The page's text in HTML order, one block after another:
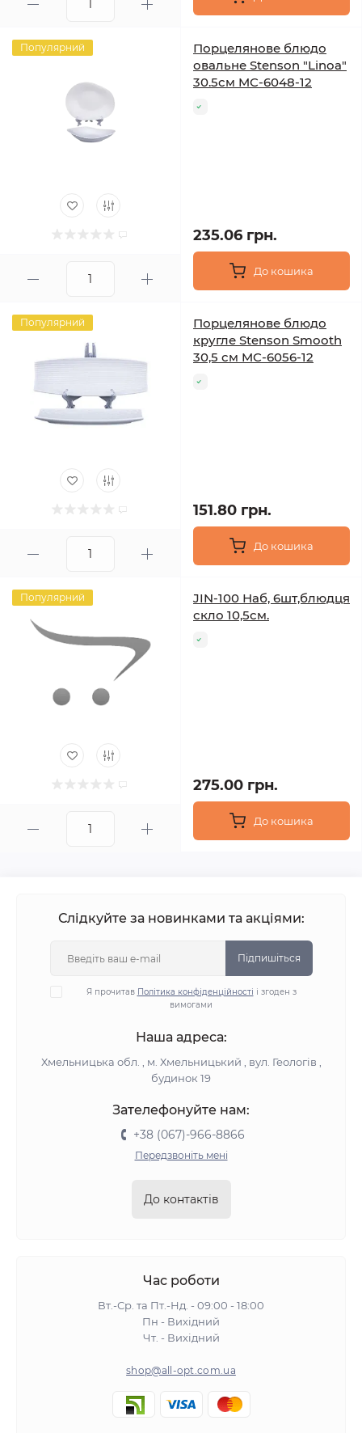
Популярний
Порцелянове блюдо
овальне Stenson "Linoa"
30.5см MC-6048-12
235.06 грн.
До кошика
Популярний
Порцелянове блюдо
кругле Stenson Smooth
30,5 см MC-6056-12
151.80 грн.
До кошика
Популярний
JIN-100 Наб, 6шт,блюдця
скло 10,5см.
275.00 грн.
До кошика
Слідкуйте за новинками та акціями:
Підпишіться
Я прочитав Політика конфіденційності і згоден з
вимогами
Наша адреса:
Хмельницька обл. , м. Хмельницький , вул. Геологів ,
будинок 19
Зателефонуйте нам:
+38 (067)-966-8866
Передзвоніть мені
До контактів
Час роботи
Вт.-Ср. та Пт.-Нд. - 09:00 - 18:00
Пн - Вихідний
Чт. - Вихідний
shop@all-opt.com.ua